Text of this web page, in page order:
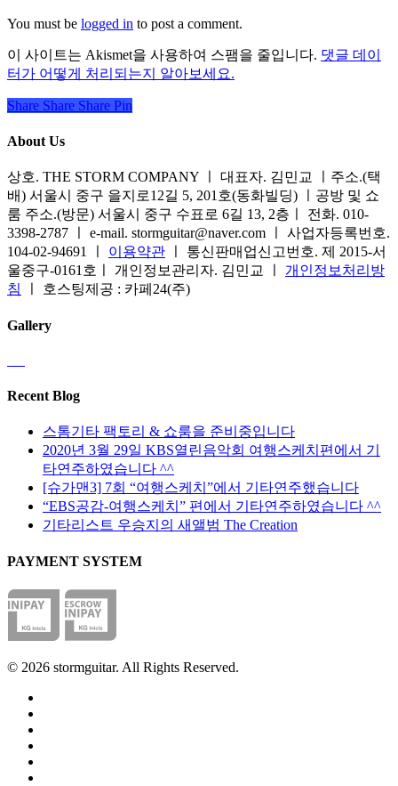
You must be logged in to post a comment.
이 사이트는 Akismet을 사용하여 스팸을 줄입니다. 댓글 데이
터가 어떻게 처리되는지 알아보세요.
Share
Share Share Share Pin
About Us
상호. THE STORM COMPANY ㅣ 대표자. 김민교 ㅣ주소.(택
배) 서울시 중구 을지로12길 5, 201호(동화빌딩) ㅣ공방 및 쇼
룸 주소.(방문) 서울시 중구 수표로 6길 13, 2층ㅣ 전화. 010-
3398-2787 ㅣ e-mail. stormguitar@naver.com ㅣ 사업자등록번호.
104-02-94691 ㅣ 이용약관 ㅣ 통신판매업신고번호. 제 2015-서
울중구-0161호ㅣ 개인정보관리자. 김민교 ㅣ 개인정보처리방
침
ㅣ 호스팅제공 : 카페24(주)
Gallery
Recent Blog
스톰기타 팩토리 & 쇼룸을 준비중입니다
2020년 3월 29일 KBS열린음악회 여행스케치편에서 기
타연주하였습니다 ^^
[슈가맨3] 7회 “여행스케치”에서 기타연주했습니다
“EBS공감-여행스케치” 편에서 기타연주하였습니다 ^^
기타리스트 우승지의 새앨범 The Creation
PAYMENT SYSTEM
© 2026 stormguitar. All Rights Reserved.